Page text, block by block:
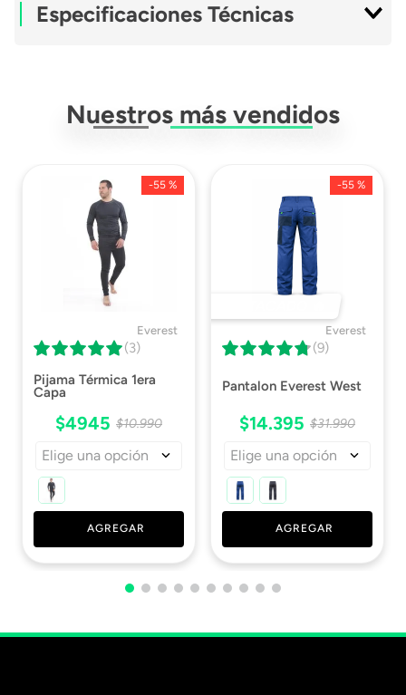
Especificaciones Técnicas
Nuestros más vendidos
-55 %
Everest
(3)
Pijama Térmica 1era
Capa
$4945 $10.990
Elige una opción
AGREGAR
-55 %
Everest
(9)
Pantalon Everest West
$14.395 $31.990
Elige una opción
AGREGAR